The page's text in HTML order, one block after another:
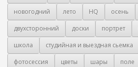
новогодний
лето HQ осень
двухсторонний
доски портрет
школа
студийная и выездная сьемка
фотосессия
цветы шары поле